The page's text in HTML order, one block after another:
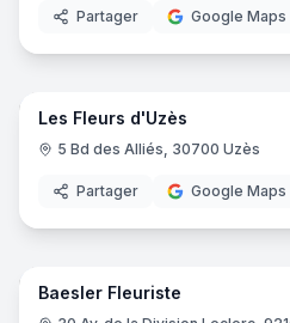
Partager Google Maps
Les Fleurs d'Uzès
5 Bd des Alliés, 30700 Uzès
Partager Google Maps
Baesler Fleuriste